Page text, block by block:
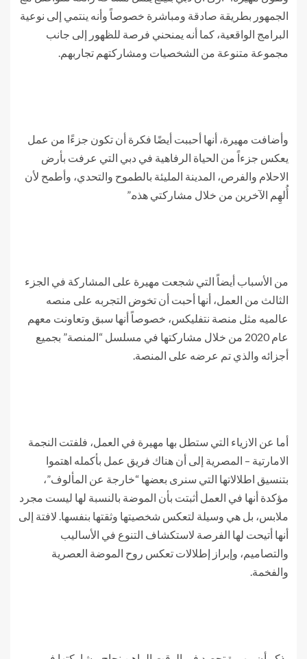
الجمهور بطريقة صادقة ومباشرة خصوصاً وأنه ينتمي إلى نوعية
البرامج الواقعية، كما أنه يمنحني فرصة للظهور إلى جانب
مجموعة متنوعة من الشخصيات ومشاركتهم تجاربهم.
وأضافت مهيرة، أنها أحببت أيضًا فكرة أن تكون جزءًا من عمل
يعكس جزءاً من الحياة الرفاهية في دبي التي عرفت بأرض
الاحلام والفرص، المدينة المليئة بالطموح والتحدي، وأطمح لأن
أُلهِم الآخرين من خلال مشاركتي هذه.”
من الأسباب أيضاً التي شجعت مهيرة على المشاركة في الجزء
الثالث من العمل، أنها أحبت أن تخوض التجربه على منصه
عالميه مثل منصة نتفليكس، خصوصاً أنها سبق وتعاونت معهم
عام 2020 من خلال مشاركتها في مسلسل “المنصة” بجميع
أجزائه والذي تم عرضه على المنصة.
أما عن الازياء التي ستطل بها مهيرة في العمل، فلفتت النجمة
الامارتية – المصرية إلى أن هناك فريق عمل بأكمله اهتموا
بتنسيق اطلالاتها التي سنرى بعضها “خارجة عن المألوف”،
مؤكدة أنها في العمل أثبتت بأن الموضة بالنسبة لها ليست مجرد
ملابس، بل هي وسيلة لتعكس شخصيتها وثقتها بنفسها. لافتة إلى
أنها أتيحت لها الفرصة لاستكشاف التنوع في الأساليب
والتصاميم، وإبراز إطلالات تعكس روح الموضة العصرية
والفخمة.